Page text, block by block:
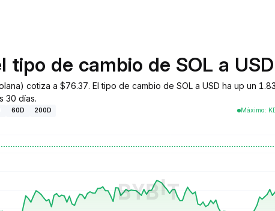
tipo de cambio de SOL a USD
cotiza a $76.37. El tipo de cambio de SOL a USD ha up un
30 días.
60D 200D Máximo: